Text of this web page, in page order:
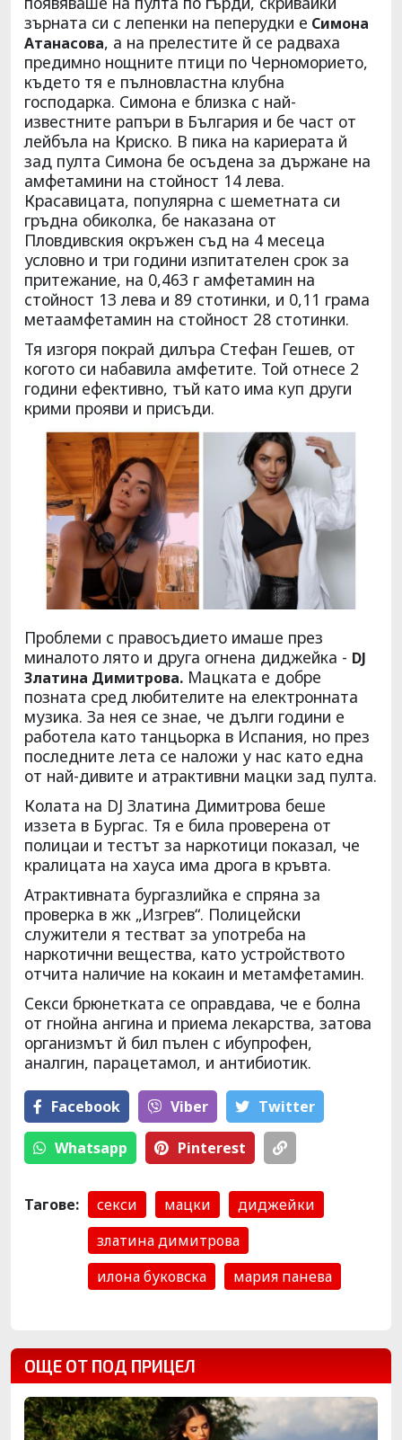
зърната си с лепенки на пеперудки е Симона
Атанасова, а на прелестите й се радваха
предимно нощните птици по Черноморието,
където тя е пълновластна клубна
господарка. Симона е близка с най-
известните рапъри в България и бе част от
лейбъла на Криско. В пика на кариерата й
зад пулта Симона бе осъдена за държане на
амфетамини на стойност 14 лева.
Красавицата, популярна с шеметната си
гръдна обиколка, бе наказана от
Пловдивския окръжен съд на 4 месеца
условно и три години изпитателен срок за
притежание, на 0,463 г амфетамин на
стойност 13 лева и 89 стотинки, и 0,11 грама
метаамфетамин на стойност 28 стотинки.
Тя изгоря покрай дилъра Стефан Гешев, от
когото си набавила амфетите. Той отнесе 2
години ефективно, тъй като има куп други
крими прояви и присъди.
Проблеми с правосъдието имаше през
миналото лято и друга огнена диджейка - DJ
Златина Димитрова. Мацката е добре
позната сред любителите на електронната
музика. За нея се знае, че дълги години е
работела като танцьорка в Испания, но през
последните лета се наложи у нас като една
от най-дивите и атрактивни мацки зад пулта.
Колата на DJ Златина Димитрова беше
иззета в Бургас. Тя е била проверена от
полицаи и тестът за наркотици показал, че
кралицата на хауса има дрога в кръвта.
Атрактивната бургазлийка е спряна за
проверка в жк „Изгрев“. Полицейски
служители я тестват за употреба на
наркотични вещества, като устройството
отчита наличие на кокаин и метамфетамин.
Секси брюнетката се оправдава, че е болна
от гнойна ангина и приема лекарства, затова
организмът й бил пълен с ибупрофен,
аналгин, парацетамол, и антибиотик.
Facebook Viber Тwitter
Whatsapp Pinterest
Тагове: секси мацки
диджейки
златина димитрова
илона буковска
мария панева
ОЩЕ ОТ ПОД ПРИЦЕЛ